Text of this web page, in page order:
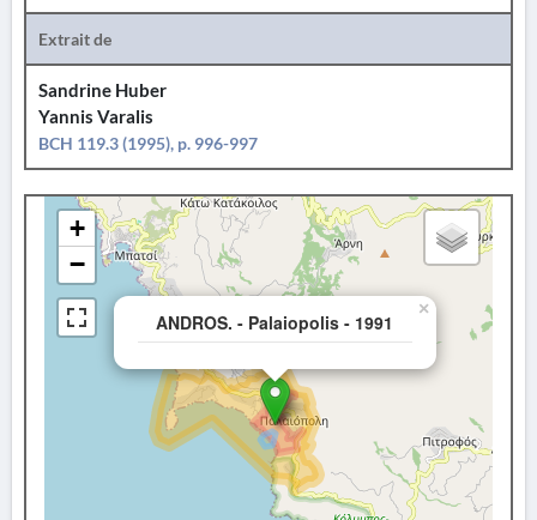
Extrait de
Sandrine Huber
Yannis Varalis
BCH 119.3 (1995), p. 996-997
ANDROS. - Palaiopolis - 1991
×
+
−